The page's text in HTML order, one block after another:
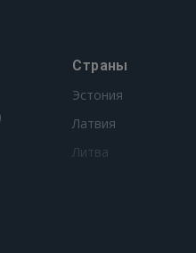
Страны
Эстония
Латвия
Литва